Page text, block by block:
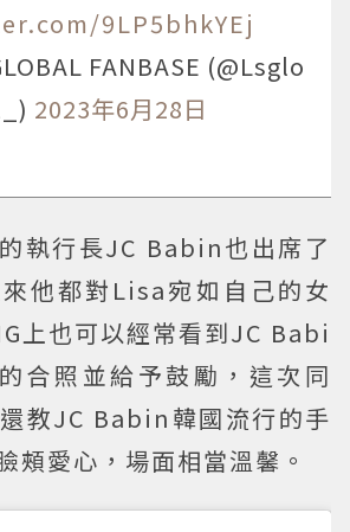
9LP5bhkYEj
FANBASE (@Lsglo
2023年6月28日
執行長JC Babin也出席了
他都對Lisa宛如自己的女
上也可以經常看到JC Babi
合照並給予鼓勵，這次同
教JC Babin韓國流行的手
頰愛心，場面相當溫馨。